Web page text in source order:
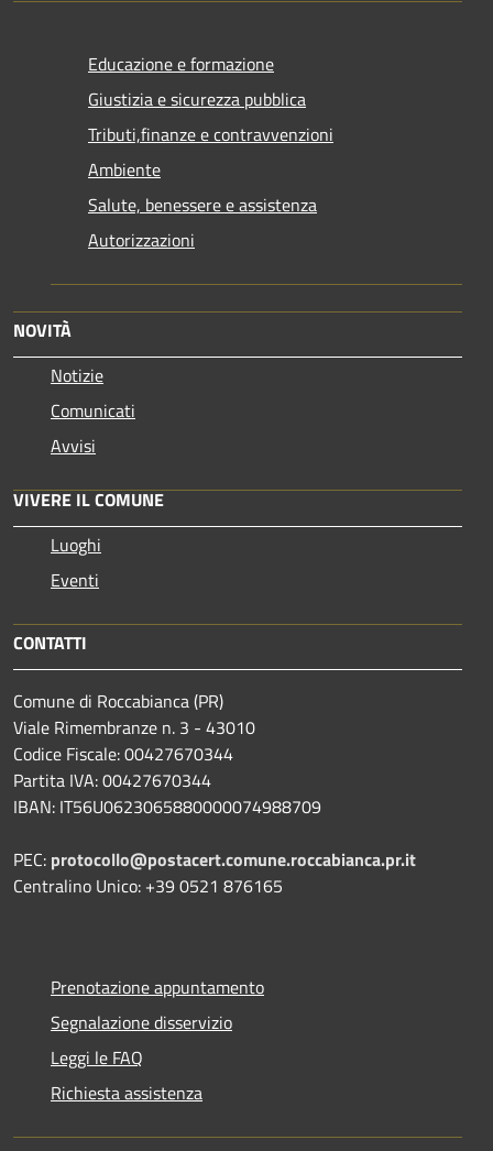
Educazione e formazione
Giustizia e sicurezza pubblica
Tributi,finanze e contravvenzioni
Ambiente
Salute, benessere e assistenza
Autorizzazioni
NOVITÀ
Notizie
Comunicati
Avvisi
VIVERE IL COMUNE
Luoghi
Eventi
CONTATTI
Comune di Roccabianca (PR)
Viale Rimembranze n. 3 - 43010
Codice Fiscale: 00427670344
Partita IVA: 00427670344
IBAN: IT56U0623065880000074988709
PEC: protocollo@postacert.comune.roccabianca.pr.it
Centralino Unico: +39 0521 876165
Prenotazione appuntamento
Segnalazione disservizio
Leggi le FAQ
Richiesta assistenza